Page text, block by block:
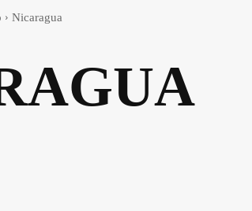
Nicaragua